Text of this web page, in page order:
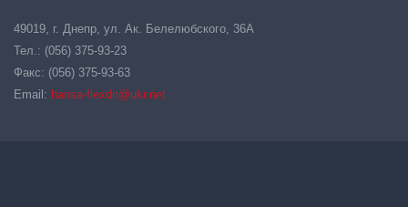
49019, г. Днепр, ул. Ак. Белелюбского, 36А
Тел.: (056) 375-93-23
Факс: (056) 375-93-63
Email: hansa-flexdn@ukr.net